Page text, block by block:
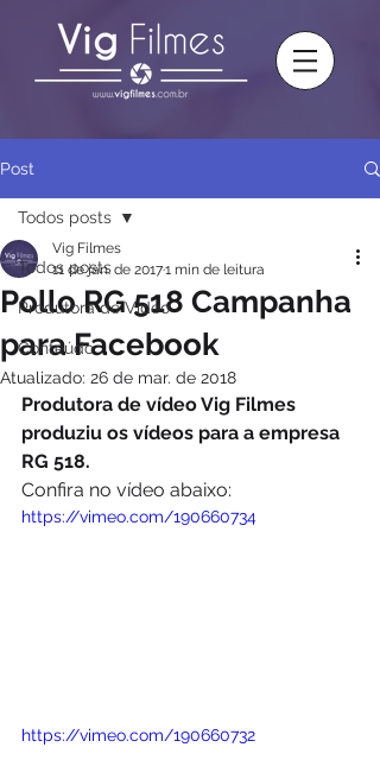
Post
Todos posts
Produtora de Vídeo
Conteúdo
Todos posts
Pollo RG 518 Campanha
para Facebook
Vig Filmes
11 de jan. de 20171 min de leitura
Atualizado: 26 de mar. de 2018
Produtora de vídeo Vig Filmes
produziu os vídeos para a empresa
RG 518.
Confira no vídeo abaixo:
https://vimeo.com/190660734
https://vimeo.com/190660732